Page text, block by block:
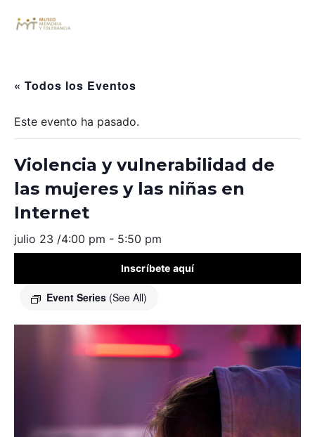
« Todos los Eventos
Este evento ha pasado.
Violencia y vulnerabilidad de
las mujeres y las niñas en
Internet
julio 23 /4:00 pm - 5:50 pm
Event Series (See All)
Inscríbete aquí